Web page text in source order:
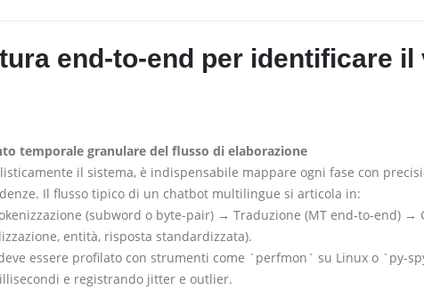
end-to-end per identificare
temporale granulare del flusso di elaborazione
il sistema, è indispensabile mappare ogni fase con
Il flusso tipico di un chatbot multilingue si articola in:
(subword o byte-pair) → Traduzione (MT end-to-end) →
entità, risposta standardizzata).
essere profilato con strumenti come `perfmon` su Linux o `py-
e registrando jitter e outlier.